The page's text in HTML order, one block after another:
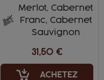
Merlot, Cabernet
Franc, Cabernet
Sauvignon
31,50 €
ACHETEZ